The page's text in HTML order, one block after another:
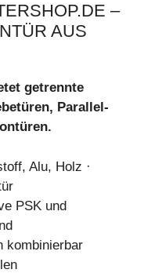
–
AUS
getrennte
Parallel-
Alu, Holz ·
PSK und
kombinierbar